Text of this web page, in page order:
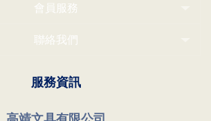
會員服務
聯絡我們
服務資訊